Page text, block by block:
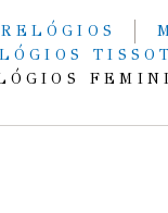
RELÓGIOS